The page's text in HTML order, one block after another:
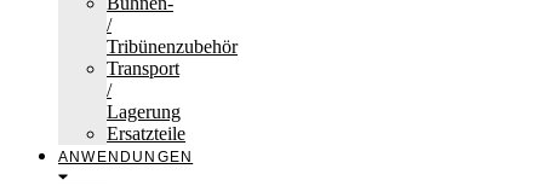
/
Tribünenzubehör
Transport
/
Lagerung
Ersatzteile
ANWENDUNGEN